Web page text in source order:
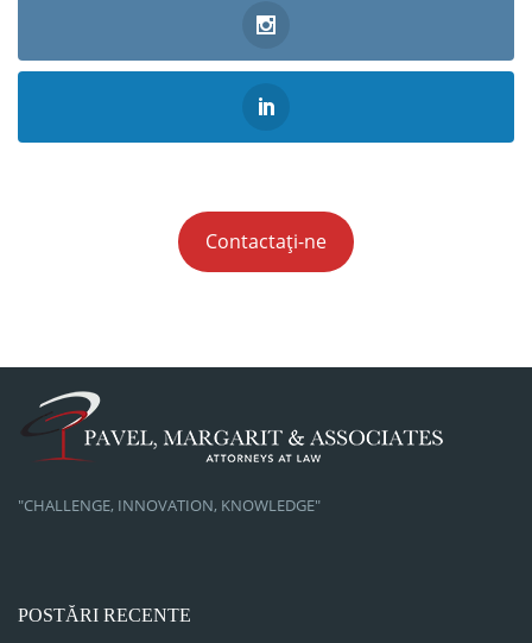
Contactați-ne
"CHALLENGE, INNOVATION, KNOWLEDGE"
POSTĂRI RECENTE